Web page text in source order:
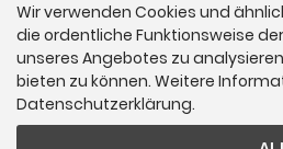
Wir verwenden Cookies und
die ordentliche Funktionsweise
unseres Angebotes zu
bieten zu können. Weitere
Datenschutzerklärung.